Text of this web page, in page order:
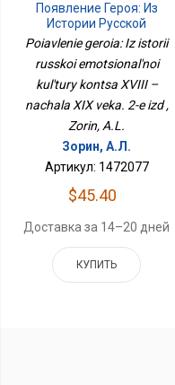
Появление Героя: Из
Истории Русской
Эмоциональной
Культуры Конца XVIII –
Начала XIX Века. 2-Е Изд
Poiavlenie geroia: Iz istorii
russkoi emotsional'noi
kul'tury kontsa XVIII –
nachala XIX veka. 2-e izd ,
Zorin, A.L.
Зорин, А.Л.
Артикул: 1472077
$45.40
Доставка за 14–20 дней
КУПИТЬ